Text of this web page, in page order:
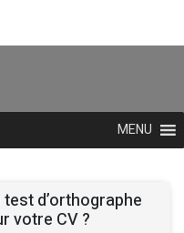
MENU
d’orthographe
votre CV ?